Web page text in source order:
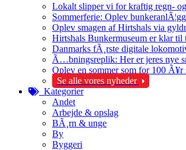
Lokalt slipper vi for kraftig regn-
Sommerferie: Oplev
Oplev smagen af Hirtshals via
Hirtshals Bunkermuseum er klar til
Danmarks fÃ¸rste digitale
Ã…bningsreplik: Her er jeres nye
Oplev en sommer som for 100 Ã¥r
Se alle vores nyheder
Kategorier
Andet
Arbejde & opslag
BÃ¸rn & unge
By
Byggeri